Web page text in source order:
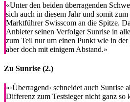
«Unter den beiden überragenden
sich auch in diesem Jahr und somit
Marktführer Swisscom an die Spitze.
Anbieter seinen Verfolger Sunrise in
zum Teil nur um einen Punkt wie in der
aber doch mit einigem Abstand.»
Zu Sunrise (2.)
«‹Überragend› schneidet auch Sunrise
Differenz zum Testsieger nicht ganz